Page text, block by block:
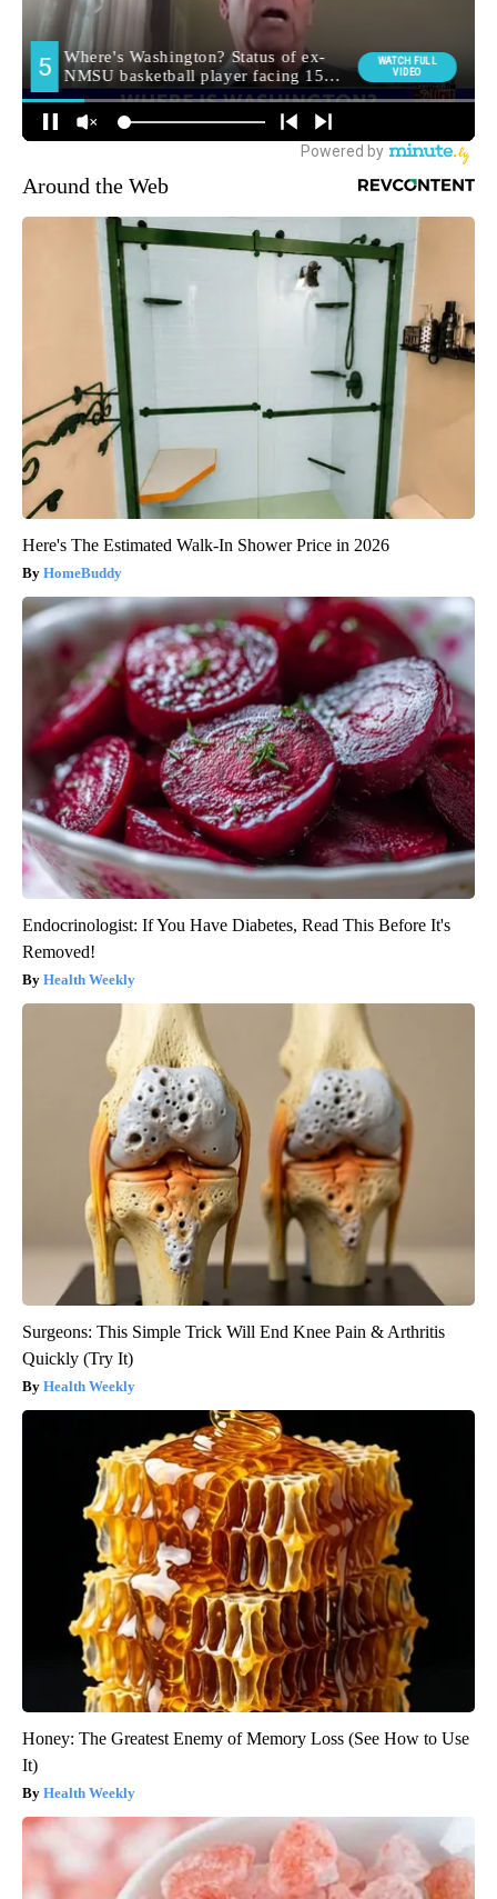
Around the Web
Here's The Estimated Walk-In Shower Price in 2026
HomeBuddy
Endocrinologist: If You Have Diabetes, Read This Before It's
Removed!
Health Weekly
Surgeons: This Simple Trick Will End Knee Pain & Arthritis
Quickly (Try It)
Health Weekly
Honey: The Greatest Enemy of Memory Loss (See How to Use
It)
Health Weekly